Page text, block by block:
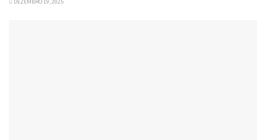
DEZEMBRO 19, 2025